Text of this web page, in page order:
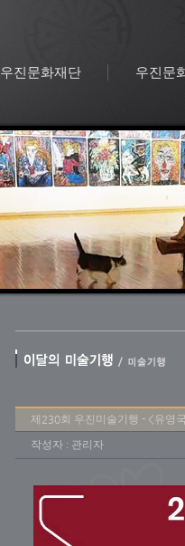
우진문화재단 우진문
제230회 우진미술기행 - <유영
작성자 : 관리자